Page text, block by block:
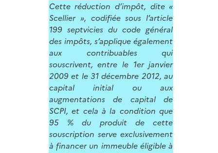
Cette réduction d’impôt, dite «
Scellier », codifiée sous l’article
199 septvicies du code général
des impôts, s’applique également
aux contribuables qui
souscrivent, entre le 1er janvier
2009 et le 31 décembre 2012, au
capital initial ou aux
augmentations de capital de
SCPI, et cela à la condition que
95 % du produit de cette
souscription serve exclusivement
à financer un immeuble éligible à